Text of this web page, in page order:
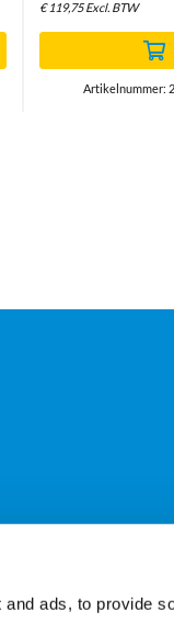
ads, to provide
€119,75 Excl. BTW
Artikelnummer: